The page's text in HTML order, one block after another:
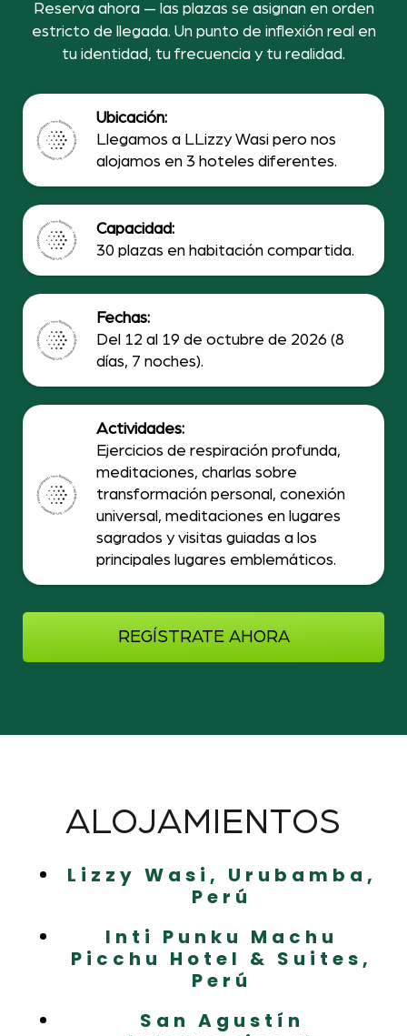
Reserva ahora — las plazas se asignan en orden
estricto de llegada. Un punto de inflexión real en
tu identidad, tu frecuencia y tu realidad.
Ubicación:
Llegamos a LLizzy Wasi pero nos
alojamos en 3 hoteles diferentes.
Capacidad:
30 plazas en habitación compartida.
Fechas:
Del 12 al 19 de octubre de 2026 (8
días, 7 noches).
Actividades:
Ejercicios de respiración profunda,
meditaciones, charlas sobre
transformación personal, conexión
universal, meditaciones en lugares
sagrados y visitas guiadas a los
principales lugares emblemáticos.
REGÍSTRATE AHORA
ALOJAMIENTOS
Lizzy Wasi, Urubamba,
Perú
Inti Punku Machu
Picchu Hotel & Suites,
Perú
San Agustín